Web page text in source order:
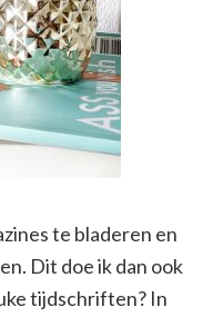
te bladeren en
Dit doe ik dan ook
tijdschriften? In